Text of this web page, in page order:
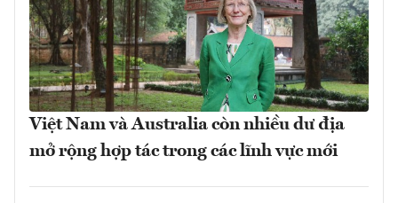
Việt Nam và Australia còn nhiều dư địa
mở rộng hợp tác trong các lĩnh vực mới